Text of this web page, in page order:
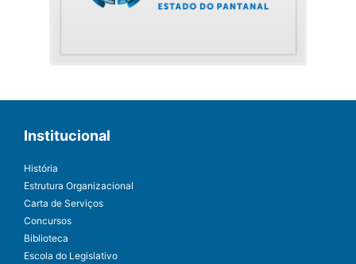
Institucional
História
Estrutura Organizacional
Carta de Serviços
Concursos
Biblioteca
Escola do Legislativo